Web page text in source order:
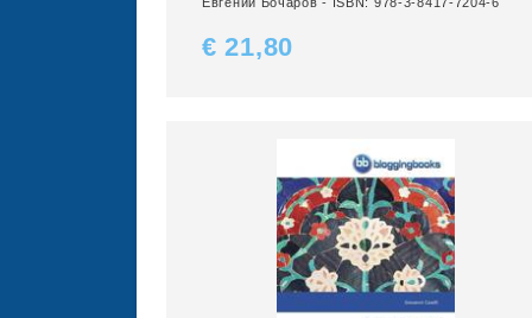
Евгений Бочаров - ISBN: 978-3-8417-7204-6
€ 21,80